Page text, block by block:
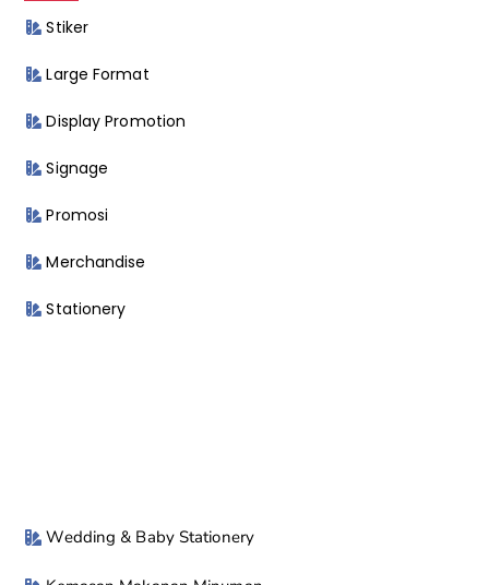
Stiker
Large Format
Display Promotion
Signage
Promosi
Merchandise
Stationery
Wedding & Baby Stationery